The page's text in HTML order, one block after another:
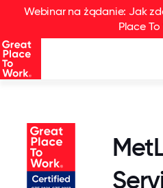
Webinar na żądanie: Jak
Place